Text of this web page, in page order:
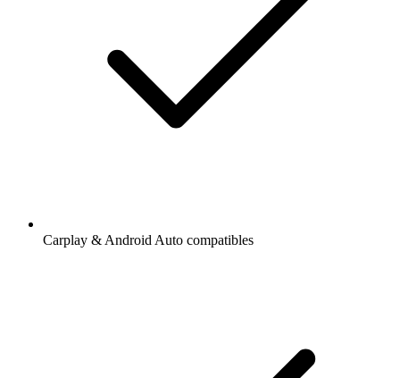
Carplay & Android Auto compatibles